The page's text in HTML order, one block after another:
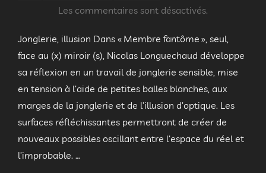
le
Les commentaires sont désactivés.
Jonglerie, illusion Dans « Membre fantôme », seul,
face au (x) miroir (s), Nicolas Longuechaud développe
sa réflexion en un travail de jonglerie sensible, mise
en tension à l’aide de petites balles blanches, aux
marges de la jonglerie et de l’illusion d’optique. Les
surfaces réfléchissantes permettront de créer de
nouveaux possibles oscillant entre l’espace du réel et
l’improbable. …